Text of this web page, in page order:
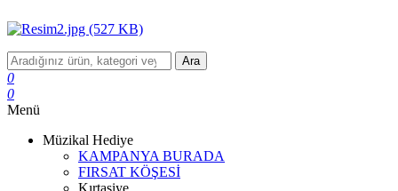
Ara
0
0
Menü
Müzikal Hediye
KAMPANYA BURADA
FIRSAT KÖŞESİ
Kırtasiye